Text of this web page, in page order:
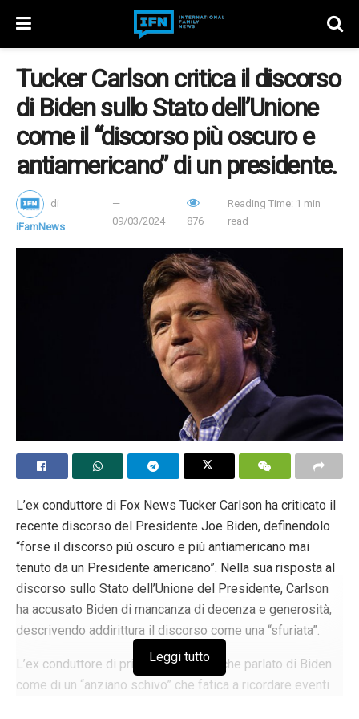
Tucker Carlson critica il discorso
di Biden sullo Stato dell’Unione
come il “discorso più oscuro e
antiamericano” di un presidente.
di
iFamNews
09/03/2024 876
Reading Time: 1 min
read
L’ex conduttore di Fox News Tucker Carlson ha criticato il
recente discorso del Presidente Joe Biden, definendolo
“forse il discorso più oscuro e più antiamericano mai
tenuto da un Presidente americano”. Nella sua risposta al
discorso sullo Stato dell’Unione del Presidente, Carlson
ha accusato Biden di mancanza di decenza e generosità,
descrivendo addirittura il discorso come una “sfuriata”.
L’ex conduttore di prima serata ha anche parlato di Biden
come di un “anziano schivo” che fatica a ricordare eventi
Leggi tutto